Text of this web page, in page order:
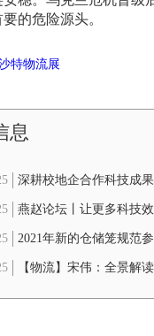
的危险源头。
特物流展
息
深耕校地企合作科技成
燕赵论坛丨让更多科技
2021年新的仓储笼规范
【物流】宋伟：全景解